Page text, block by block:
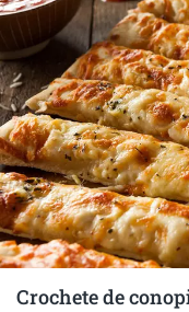
Crochete de